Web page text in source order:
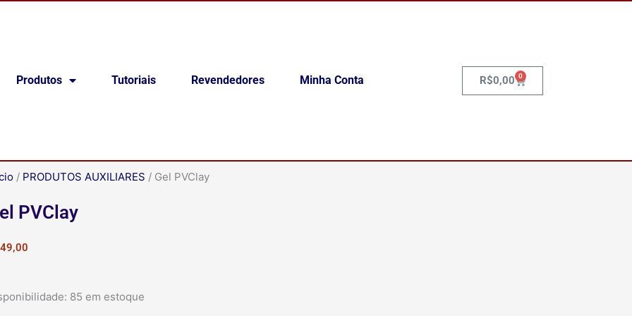
Produtos Tutoriais Revendedores Minha Conta R$0,00 0
Carrinho
/ PRODUTOS AUXILIARES / Gel PVClay
PVClay
49,00
85 em estoque
Gel
PVClay